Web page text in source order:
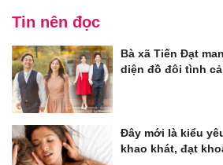
Tin nên đọc
Bà xã Tiến Đạt
diện đồ đôi tình
Đây mới là kiểu
khao khát, đạt